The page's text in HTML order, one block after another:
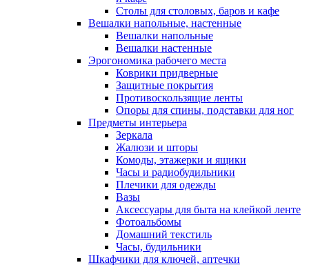
Столы для столовых, баров и кафе
Вешалки напольные, настенные
Вешалки напольные
Вешалки настенные
Эрогономика рабочего места
Коврики придверные
Защитные покрытия
Противоскользящие ленты
Опоры для спины, подставки для ног
Предметы интерьера
Зеркала
Жалюзи и шторы
Комоды, этажерки и ящики
Часы и радиобудильники
Плечики для одежды
Вазы
Аксессуары для быта на клейкой ленте
Фотоальбомы
Домашний текстиль
Часы, будильники
Шкафчики для ключей, аптечки